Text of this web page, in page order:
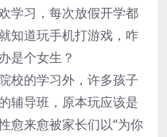
学习，每次放假开学都
知道玩手机打游戏，咋
是个女生？
校的学习外，许多孩子
辅导班，原本玩应该是
愈来愈被家长们以“为你